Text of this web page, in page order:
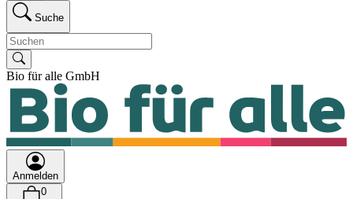
Suche
Bio für alle GmbH
Anmelden
0